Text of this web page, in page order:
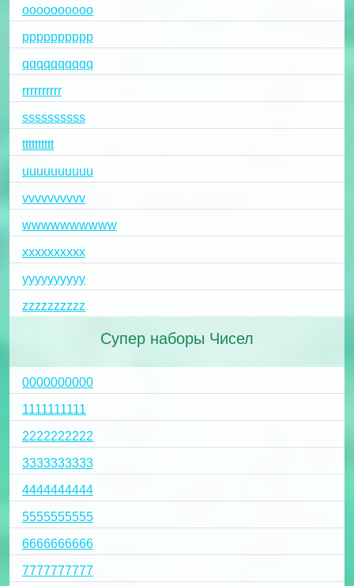
oooooooooo
pppppppppp
qqqqqqqqqq
rrrrrrrrrr
ssssssssss
tttttttttt
uuuuuuuuuu
vvvvvvvvvv
wwwwwwwwww
xxxxxxxxxx
yyyyyyyyyy
zzzzzzzzzz
Супер наборы Чисел
0000000000
1111111111
2222222222
3333333333
4444444444
5555555555
6666666666
7777777777